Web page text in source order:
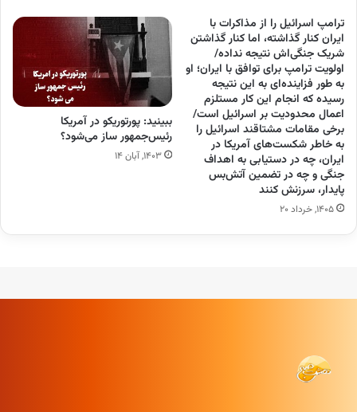
ترامپ اسرائیل را از مذاکرات با
ایران کنار گذاشته، اما کنار گذاشتن
شریک جنگی‌اش نتیجه نداده/
اولویت ترامپ برای توافق با ایران؛ او
به طور فزاینده‌ای به این نتیجه
رسیده که انجام این کار مستلزم
اعمال محدودیت بر اسرائیل است/
برخی مقامات مشتاقند اسرائیل را
به خاطر شکست‌های آمریکا در
ایران، چه در دستیابی به اهداف
جنگی و چه در تضمین آتش‌بس
پایدار، سرزنش کنند
۱۴۰۵, خرداد ۲۰
ببینید: پورتوریکو در آمریکا
رئیس‌جمهور ساز می‌شود؟
۱۴۰۳, آبان ۱۴